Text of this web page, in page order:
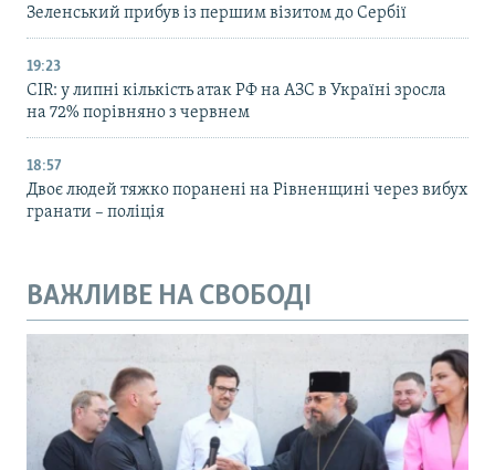
Зеленський прибув із першим візитом до Сербії
19:23
CIR: у липні кількість атак РФ на АЗС в Україні зросла
на 72% порівняно з червнем
18:57
Двоє людей тяжко поранені на Рівненщині через вибух
гранати – поліція
ВАЖЛИВЕ НА СВОБОДІ